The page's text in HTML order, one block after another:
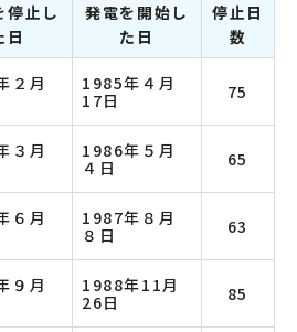
停止し
日
発電を開始し
た日
停止日
数
２月
1985年４月
17日
75
３月
1986年５月
４日
65
６月
1987年８月
８日
63
９月
1988年11月
26日
85